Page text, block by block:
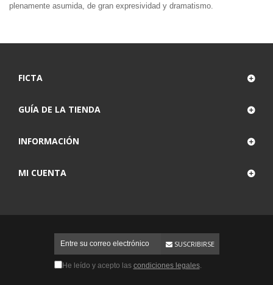
plenamente asumida, de gran expresividad y dramatismo.
FICTA
GUÍA DE LA TIENDA
INFORMACIÓN
MI CUENTA
SUSCRIBIRSE
He leído y acepto las condiciones legales.